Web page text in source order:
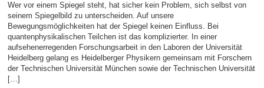
Wer vor einem Spiegel steht, hat sicher kein Problem, sich selbst von
seinem Spiegelbild zu unterscheiden. Auf unsere
Bewegungsmöglichkeiten hat der Spiegel keinen Einfluss. Bei
quantenphysikalischen Teilchen ist das komplizierter. In einer
aufsehenerregenden Forschungsarbeit in den Laboren der Universität
Heidelberg gelang es Heidelberger Physikern gemeinsam mit Forschern
der Technischen Universität München sowie der Technischen Universität
[…]